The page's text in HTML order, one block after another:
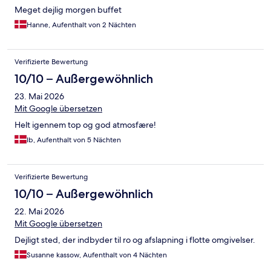
Meget dejlig morgen buffet
Hanne, Aufenthalt von 2 Nächten
Verifizierte Bewertung
10/10 – Außergewöhnlich
23. Mai 2026
Mit Google übersetzen
Helt igennem top og god atmosfære!
Ib, Aufenthalt von 5 Nächten
Verifizierte Bewertung
10/10 – Außergewöhnlich
22. Mai 2026
Mit Google übersetzen
Dejligt sted, der indbyder til ro og afslapning i flotte omgivelser.
Susanne kassow, Aufenthalt von 4 Nächten